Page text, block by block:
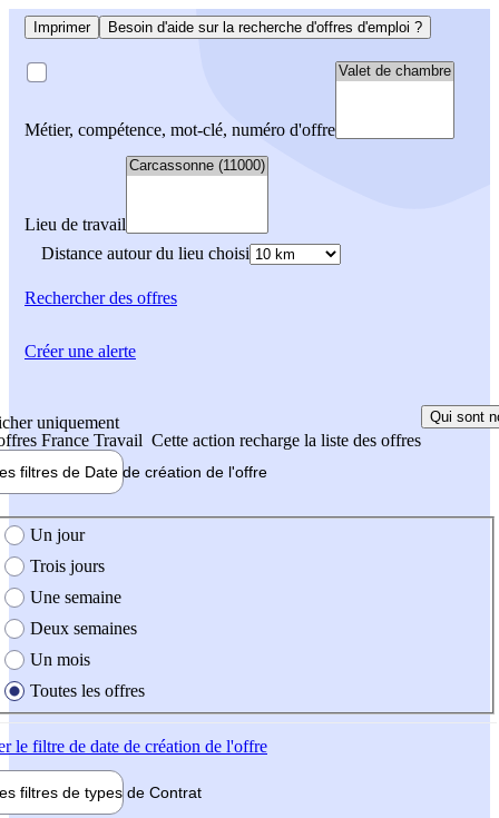
Imprimer Besoin d'aide sur la recherche d'offres d'emploi ?
Métier, compétence, mot-clé, numéro d'offre
Lieu de travail
Distance autour du lieu choisi
Rechercherdes offres
uniquement
France Travail Cette action recharge la liste des offres
Qui sont
filtres de Date de création de l'offre
création de l'offre
Un jour
Trois jours
Une semaine
Deux semaines
Un mois
Toutes les offres
le filtre de date de création de l'offre
filtres de types de Contrat
Créer une alerte